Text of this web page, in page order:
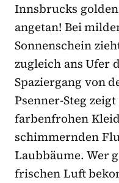
Innsbrucks
angetan! Bei
Sonnenschein
zugleich ans Ufer
Spaziergang von
Psenner-Steg
farbenfrohen
schimmernden
Laubbäume. Wer
frischen Luft